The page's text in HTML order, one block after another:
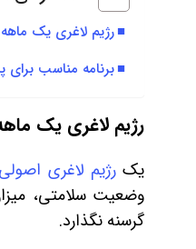
رژیم لاغری یک
برنامه مناسب برای
رژیم لاغری یک
یکرژیم لاغری اصولی
وضعیت سلامتی،
گرسنه نگذارد.